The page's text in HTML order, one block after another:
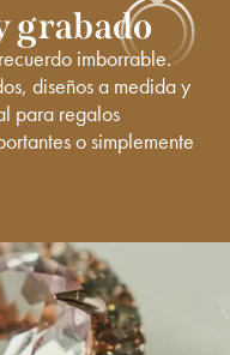
grabado
imborrable.
diseños a medida y
para regalos
o simplemente